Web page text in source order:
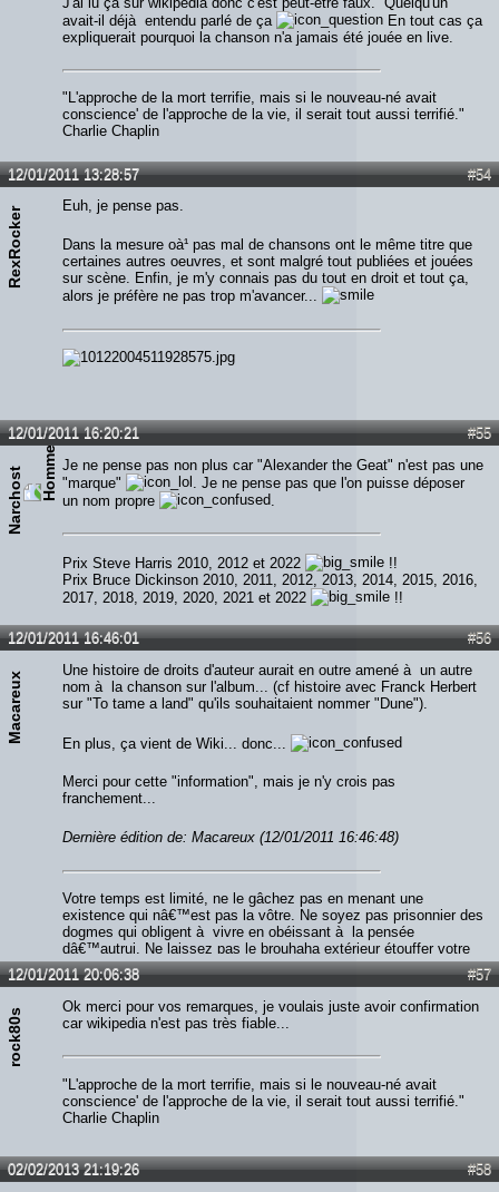
avait-il déjà entendu parlé de ça
En tout cas ça
expliquerait pourquoi la chanson n'a jamais été jouée en live.
"L'approche de la mort terrifie, mais si le nouveau-né avait
conscience' de l'approche de la vie, il serait tout aussi terrifié."
Charlie Chaplin
#54
12/01/2011 13:28:57
RexRocker
Euh, je pense pas.
Dans la mesure oà¹ pas mal de chansons ont le même titre que
certaines autres oeuvres, et sont malgré tout publiées et jouées
sur scène. Enfin, je m'y connais pas du tout en droit et tout ça,
alors je préfère ne pas trop m'avancer...
#55
12/01/2011 16:20:21
Narchost
Je ne pense pas non plus car "Alexander the Geat" n'est pas une
"marque"
. Je ne pense pas que l'on puisse déposer
un nom propre
.
Prix Steve Harris 2010, 2012 et 2022
!!
Prix Bruce Dickinson 2010, 2011, 2012, 2013, 2014, 2015, 2016,
2017, 2018, 2019, 2020, 2021 et 2022
!!
#56
12/01/2011 16:46:01
Macareux
Une histoire de droits d'auteur aurait en outre amené à un autre
nom à la chanson sur l'album... (cf histoire avec Franck Herbert
sur "To tame a land" qu'ils souhaitaient nommer "Dune").
En plus, ça vient de Wiki... donc...
Merci pour cette "information", mais je n'y crois pas
franchement...
Dernière édition de: Macareux (12/01/2011 16:46:48)
Votre temps est limité, ne le gâchez pas en menant une
existence qui nâ€™est pas la vôtre. Ne soyez pas prisonnier des
dogmes qui obligent à vivre en obéissant à la pensée
dâ€™autrui. Ne laissez pas le brouhaha extérieur étouffer votre
voix intérieure. Ayez le courage de suivre votre cÅ“ur et votre
intuition. Lâ€™un et lâ€™autre savent ce que vous voulez
réellement devenir. Le reste est secondaire.
#57
12/01/2011 20:06:38
rock80s
Ok merci pour vos remarques, je voulais juste avoir confirmation
car wikipedia n'est pas très fiable...
"L'approche de la mort terrifie, mais si le nouveau-né avait
conscience' de l'approche de la vie, il serait tout aussi terrifié."
Charlie Chaplin
#58
02/02/2013 21:19:26